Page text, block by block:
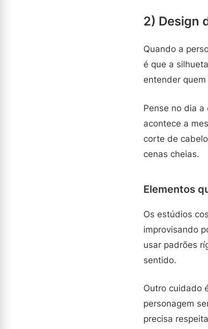
2) Design
Quando a
é que a
entender
Pense no dia a
acontece a
corte de
cenas cheias.
Elementos
Os estúdios
improvisando
usar padrões
sentido.
Outro cuidado
personagem
precisa